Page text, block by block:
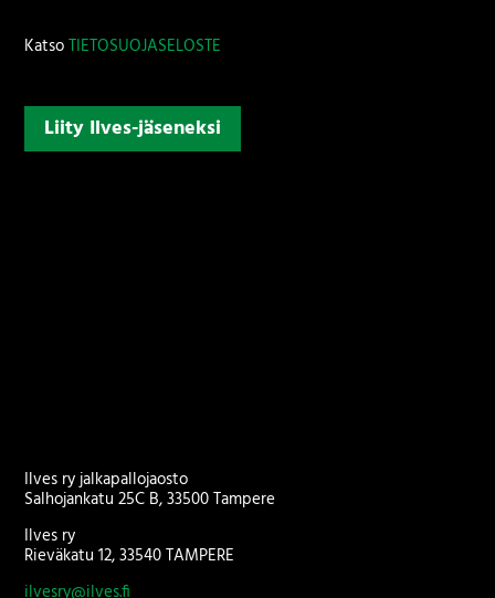
KatsoTIETOSUOJASELOSTE
Liity Ilves-jäseneksi
Ilves ry jalkapallojaosto
Salhojankatu 25C B, 33500 Tampere
Ilves ry
Rieväkatu 12, 33540 TAMPERE
ilvesry@ilves.fi